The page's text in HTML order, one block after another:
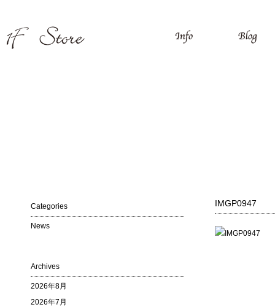
IMGP0947
Categories
News
Archives
2026年8月
2026年7月